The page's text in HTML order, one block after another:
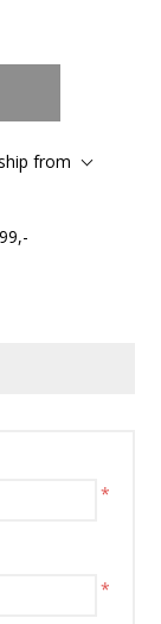
from
*
*